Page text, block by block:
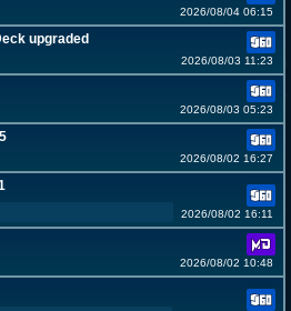
2026/08/04 06:15
upgraded
2026/08/03 11:23
2026/08/03 05:23
2026/08/02 16:27
2026/08/02 16:11
2026/08/02 10:48